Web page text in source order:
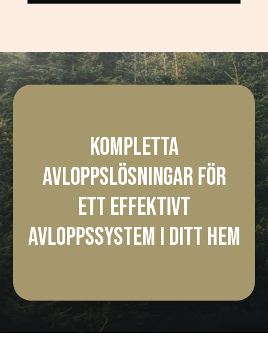
KOMPLETTA
AVLOPPSLÖSNINGAR FÖR
ETT EFFEKTIVT
AVLOPPSSYSTEM I DITT HEM